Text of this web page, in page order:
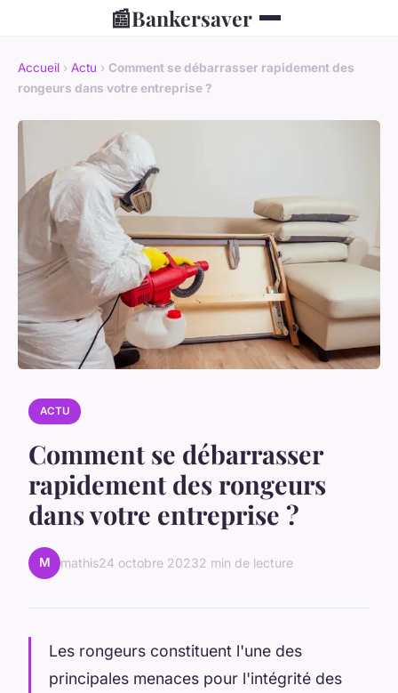
📰Bankersaver
Accueil › Actu › Comment se débarrasser rapidement des
rongeurs dans votre entreprise ?
ACTU
Comment se débarrasser
rapidement des rongeurs
dans votre entreprise ?
M mathis24 octobre 20232 min de lecture
Les rongeurs constituent l'une des
principales menaces pour l'intégrité des